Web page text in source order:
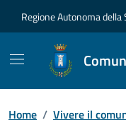
Regione Autonoma della
Home / Vivere il